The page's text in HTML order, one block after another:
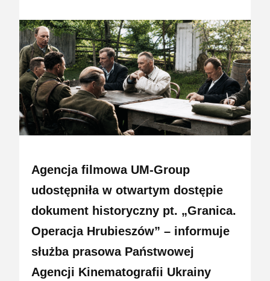
Agencja filmowa UM-Group
udostępniła w otwartym dostępie
dokument historyczny pt. „Granica.
Operacja Hrubieszów” – informuje
służba prasowa Państwowej
Agencji Kinematografii Ukrainy